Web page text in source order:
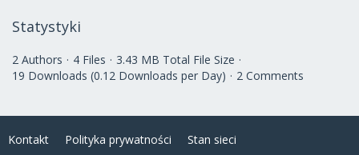
Statystyki
2 Authors 4 Files
3.43 MB Total File Size
19 Downloads (0.12 Downloads per Day)
2 Comments
Kontakt Polityka prywatności Stan sieci